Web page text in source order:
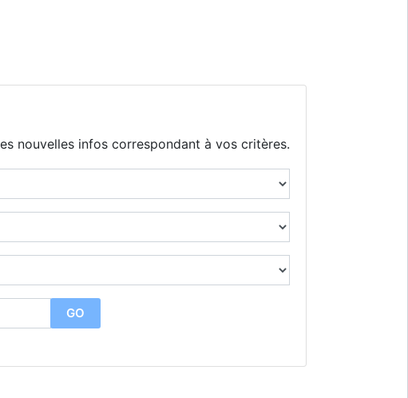
nouvelles infos correspondant à vos critères.